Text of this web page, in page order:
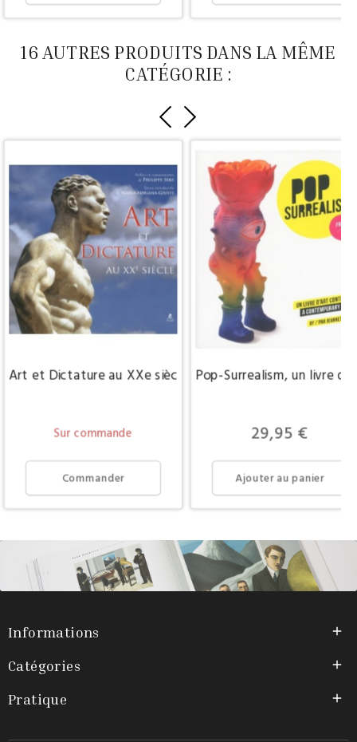
16 AUTRES PRODUITS DANS LA MÊME
CATÉGORIE :
Art et Dictature au XXe siècle
Sur commande
Commander
Pop-Surrealism, un livre
Prix
29,95 €
Ajouter au panier
Informations 
Catégories 
Pratique 